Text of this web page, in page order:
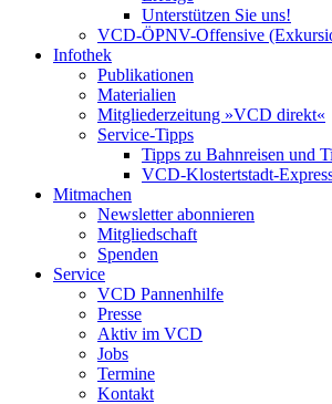
Unterstützen Sie uns!
VCD-ÖPNV-Offensive
Infothek
Publikationen
Materialien
Mitgliederzeitung »VCD direkt«
Service-Tipps
Tipps zu Bahnreisen und
VCD-Klostertstadt-
Mitmachen
Newsletter abonnieren
Mitgliedschaft
Spenden
Service
VCD Pannenhilfe
Presse
Aktiv im VCD
Jobs
Termine
Kontakt